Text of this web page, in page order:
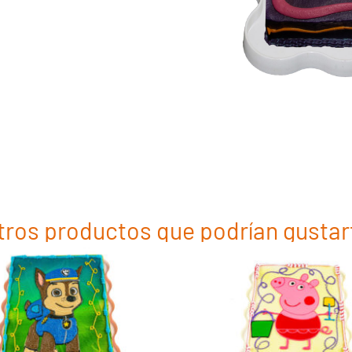
productos que podrían